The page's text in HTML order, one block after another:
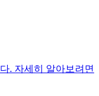
. 자세히 알아보려면